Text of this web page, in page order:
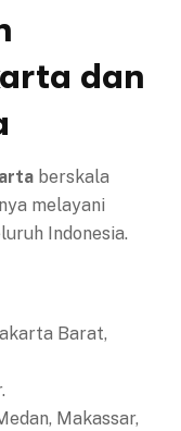
dan
berskala
melayani
Indonesia.
Barat,
Makassar,